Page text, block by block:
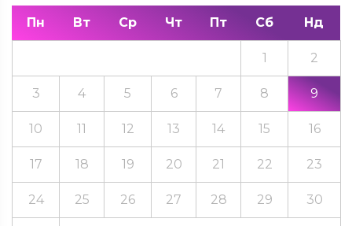
Пн Вт Ср Чт Пт Сб Нд
1 2
3 4 5 6 7 8 9
10 11 12 13 14 15 16
17 18 19 20 21 22 23
24 25 26 27 28 29 30